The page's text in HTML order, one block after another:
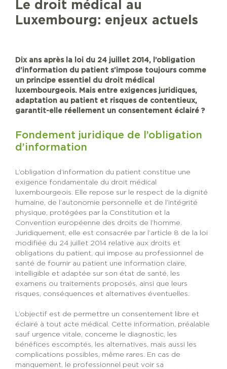
Le droit médical au
Luxembourg: enjeux actuels
Dix ans après la loi du 24 juillet 2014, l’obligation
d’information du patient s’impose toujours comme
un principe essentiel du droit médical
luxembourgeois. Mais entre exigences juridiques,
adaptation au patient et risques de contentieux,
garantit-elle réellement un consentement éclairé ?
Fondement juridique de l’obligation
d’information
L’obligation d’information du patient constitue une
exigence fondamentale du droit médical
luxembourgeois. Elle repose sur le respect de la dignité
humaine, de l’autonomie personnelle et de l’intégrité
physique, protégées par la Constitution et la
Convention européenne des droits de l’homme.
Juridiquement, elle est consacrée par l’article 8 de la loi
modifiée du 24 juillet 2014 relative aux droits et
obligations du patient, qui impose au professionnel de
santé de fournir au patient une information claire,
intelligible et adaptée sur son état de santé, les
examens ou traitements proposés, ainsi que leurs
risques, conséquences et alternatives éventuelles.
L’objectif est de permettre un consentement libre et
éclairé à tout acte médical. Cette information, préalable
sauf urgence vitale, concerne le diagnostic, les
bénéfices escomptés, les alternatives, mais aussi les
complications possibles, même rares. En cas de
manquement, le professionnel peut voir sa